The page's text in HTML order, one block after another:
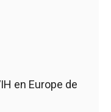
en Europe de